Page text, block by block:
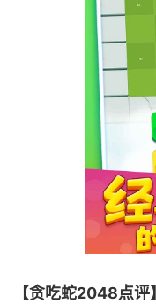
【贪吃蛇2048点评】